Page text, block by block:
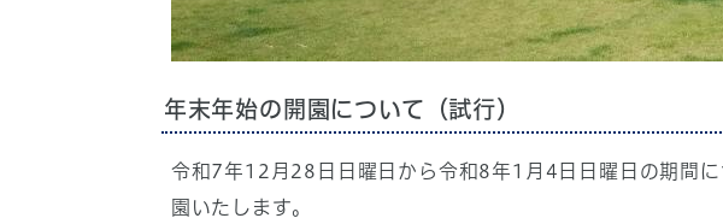
年末年始の開園について（試行）
令和7年12月28日日曜日から令和8年1月4日日曜日の期間
園いたします。